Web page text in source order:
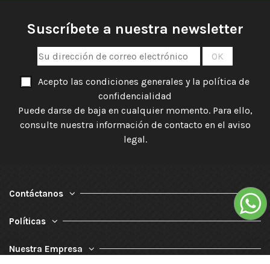
Suscríbete a nuestra newsletter
Acepto las condiciones generales y la política de
confidencialidad
Puede darse de baja en cualquier momento. Para ello,
consulte nuestra información de contacto en el aviso
legal.
Contáctanos
Políticas
Nuestra Empresa